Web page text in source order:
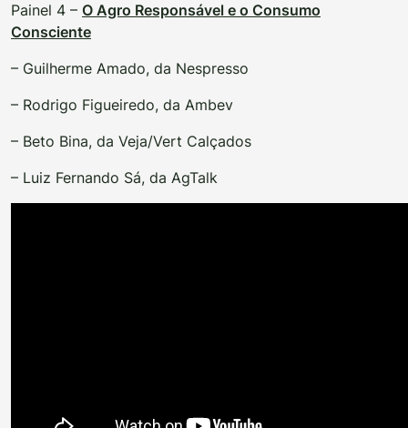
Painel 4 – O Agro Responsável e o Consumo
Consciente
– Guilherme Amado, da Nespresso
– Rodrigo Figueiredo, da Ambev
– Beto Bina, da Veja/Vert Calçados
– Luiz Fernando Sá, da AgTalk